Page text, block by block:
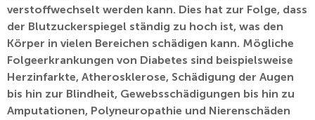
verstoffwechselt werden kann. Dies hat zur Folge, dass
der Blutzuckerspiegel ständig zu hoch ist, was den
Körper in vielen Bereichen schädigen kann. Mögliche
Folgeerkrankungen von Diabetes sind beispielsweise
Herzinfarkte, Atherosklerose, Schädigung der Augen
bis hin zur Blindheit, Gewebsschädigungen bis hin zu
Amputationen, Polyneuropathie und Nierenschäden